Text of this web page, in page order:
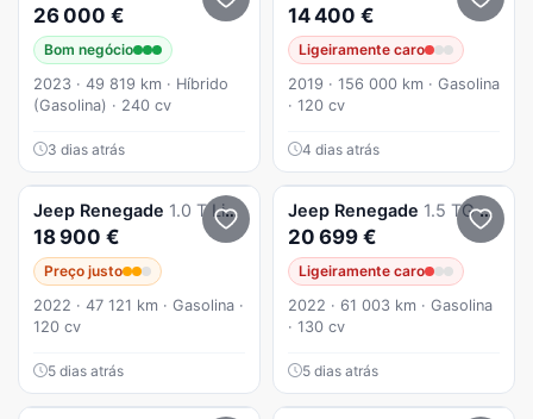
26 000 €
Bom negócio
2023 · 49 819 km · Híbrido
(Gasolina) · 240 cv
3 dias atrás
14 400 €
Ligeiramente caro
2019 · 156 000 km · Gasolina
· 120 cv
4 dias atrás
Jeep Renegade 1.0 T Limited
18 900 €
Preço justo
2022 · 47 121 km · Gasolina ·
120 cv
5 dias atrás
Jeep Renegade 1.5 TG e-Hybrid Longitude DCT
20 699 €
Ligeiramente caro
2022 · 61 003 km · Gasolina
· 130 cv
5 dias atrás